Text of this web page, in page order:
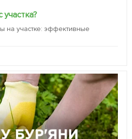
на участке: эффективные